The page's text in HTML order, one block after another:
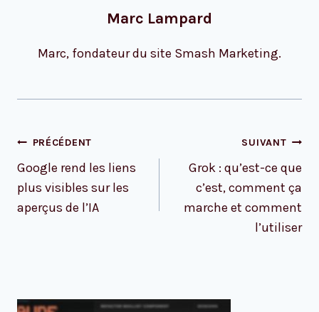
Marc Lampard
Marc, fondateur du site Smash Marketing.
Navigation
l’article
PRÉCÉDENT
Google rend les liens
plus visibles sur les
aperçus de l’IA
SUIVANT
Grok : qu’est-ce que
c’est, comment ça
marche et comment
l’utiliser